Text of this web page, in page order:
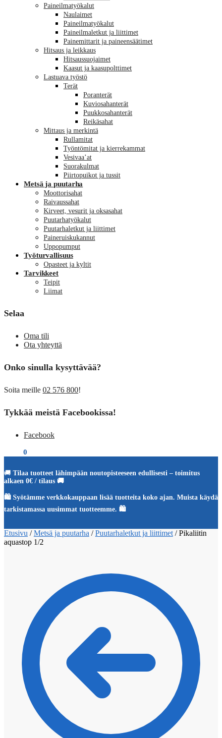
Paineilmatyökalut
Naulaimet
Paineilmatyökalut
Paineilmaletkut ja liittimet
Painemittarit ja paineensäätimet
Hitsaus ja leikkaus
Hitsaussuojaimet
Kaasut ja kaasupolttimet
Lastuava työstö
Terät
Poranterät
Kuviosahanterät
Puukkosahanterät
Reikäsahat
Mittaus ja merkintä
Rullamitat
Työntömitat ja kierrekammat
Vesivaa’at
Suorakulmat
Piirtopuikot ja tussit
Metsä ja puutarha
Moottorisahat
Raivaussahat
Kirveet, vesurit ja oksasahat
Puutarhatyökalut
Puutarhaletkut ja liittimet
Paineruiskukannut
Uppopumput
Työturvallisuus
Opasteet ja kyltit
Tarvikkeet
Teipit
Liimat
Selaa
Oma tili
Ota yhteyttä
Onko sinulla kysyttävää?
Soita meille 02 576 800!
Tykkää meistä Facebookissa!
Facebook
0
🚚 Tilaa tuotteet lähimpään noutopisteeseen edullisesti – toimitus
alkaen 0€ / tilaus 🚚
🛍️ Syötämme verkkokauppaan lisää tuotteita koko ajan. Muista käydä
tarkistamassa uusimmat tuotteemme. 🛍️
Etusivu /Metsä ja puutarha /Puutarhaletkut ja liittimet /Pikaliitin
aquastop 1/2